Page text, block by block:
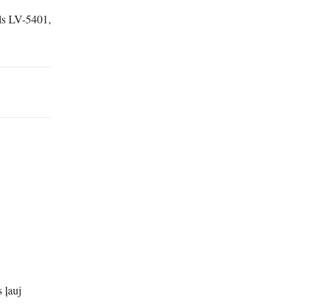
LV-5401,
ļauj